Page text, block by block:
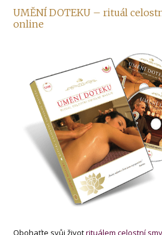
UMĚNÍ DOTEKU – rituál
online
Obohaťte svůj životrituálem celostní